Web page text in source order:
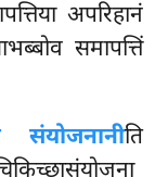
अपरिहानं
समापत्तिं
संयोजनानीति